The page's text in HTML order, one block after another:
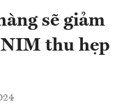
sẽ giảm
thu hẹp